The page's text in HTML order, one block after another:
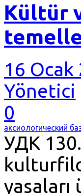
Kültür
16 Ocak
Yönetici
0
аксиологический
УДК
yasaları